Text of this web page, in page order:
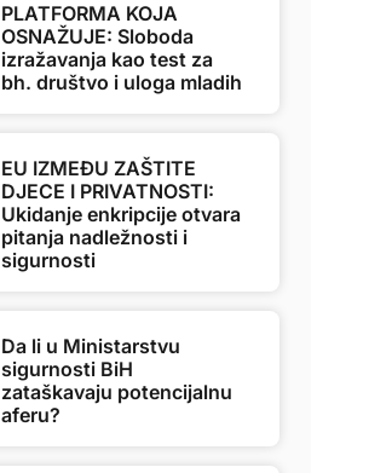
PLATFORMA KOJA
OSNAŽUJE: Sloboda
izražavanja kao test za
bh. društvo i uloga mladih
EU IZMEĐU ZAŠTITE
DJECE I PRIVATNOSTI:
Ukidanje enkripcije otvara
pitanja nadležnosti i
sigurnosti
Da li u Ministarstvu
sigurnosti BiH
zataškavaju potencijalnu
aferu?